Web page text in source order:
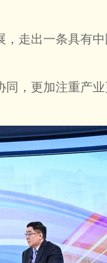
走出一条具有中
，更加注重产业